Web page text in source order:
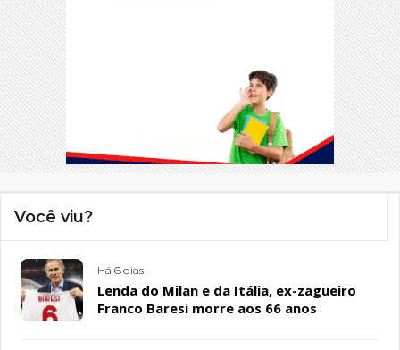
Você viu?
Há 6 dias
Lenda do Milan e da Itália, ex-zagueiro
Franco Baresi morre aos 66 anos